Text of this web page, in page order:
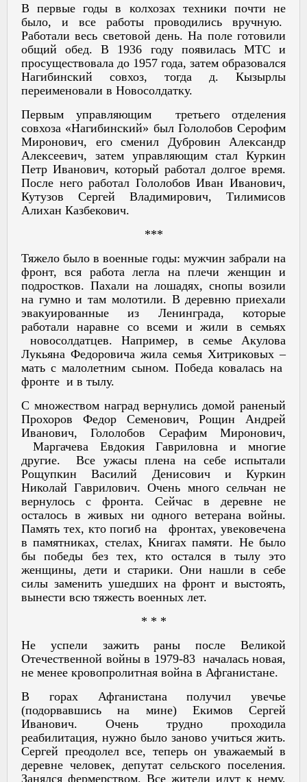
В первые годы в колхозах техники почти не
было, и все работы проводились вручную.
Работали весь световой день. На поле готовили
общий обед. В 1936 году появилась МТС и
просуществовала до 1957 года, затем образовался
Нагибинский совхоз, тогда д. Кызырлы
переименовали в Новосолдатку.
Первым управляющим третьего отделения
совхоза «Нагибинский» был Гололобов Серофим
Миронович, его сменил Дубровин Александр
Алексеевич, затем управляющим стал Куркин
Петр Иванович, который работал долгое время.
После него работал Гололобов Иван Иванович,
Кутузов Сергей Владимирович, Тилимисов
Алихан Казбекович.
***
Тяжело было в военные годы: мужчин забрали на
фронт, вся работа легла на плечи женщин и
подростков. Пахали на лошадях, снопы возили
на гумно и там молотили. В деревню приехали
эвакуированные из Ленинграда, которые
работали наравне со всеми и жили в семьях
новосолдатцев. Например, в семье Акулова
Лукьяна Федоровича жила семья Хитриковых –
мать с малолетним сыном. Победа ковалась на
фронте и в тылу.
С множеством наград вернулись домой раненый
Прохоров Федор Семенович, Рощин Андрей
Иванович, Гололобов Серафим Миронович,
Маргачева Евдокия Гавриловна и многие
другие. Все ужасы плена на себе испытали
Рощупкин Василий Денисович и Куркин
Николай Гаврилович. Очень много сельчан не
вернулось с фронта. Сейчас в деревне не
осталось в живых ни одного ветерана войны.
Память тех, кто погиб на фронтах, увековечена
в памятниках, стелах, Книгах памяти. Не было
бы победы без тех, кто остался в тылу это
женщины, дети и старики. Они нашли в себе
силы заменить ушедших на фронт и выстоять,
вынести всю тяжесть военных лет.
* * *
Не успели зажить раны после Великой
Отечественной войны в 1979-83 началась новая,
не менее кровопролитная война в Афганистане.
В горах Афганистана получил увечье
(подорвавшись на мине) Екимов Сергей
Иванович. Очень трудно проходила
реабилитация, нужно было заново учиться жить.
Сергей преодолел все, теперь он уважаемый в
деревне человек, депутат сельского поселения.
Занялся фермерством. Все жители идут к нему,